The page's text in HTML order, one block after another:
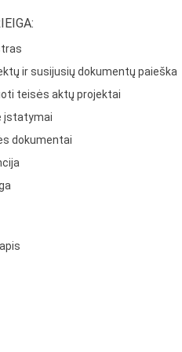
ir susijusių dokumentų paieška
teisės aktų projektai
įstatymai
dokumentai